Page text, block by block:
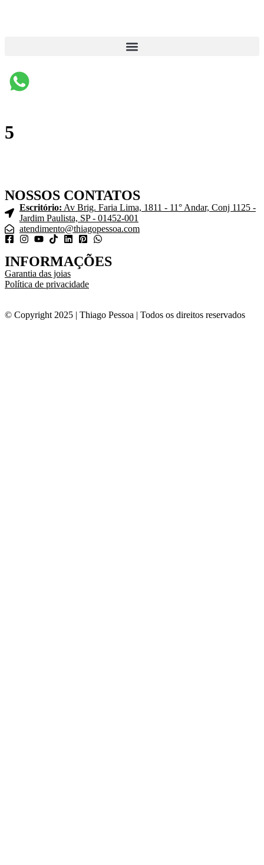
5
NOSSOS CONTATOS
Escritório: Av Brig. Faria Lima, 1811 - 11° Andar, Conj 1125 -
Jardim Paulista, SP - 01452-001
atendimento@thiagopessoa.com
INFORMAÇÕES
Garantia das joias
Política de privacidade
© Copyright 2025 | Thiago Pessoa | Todos os direitos reservados